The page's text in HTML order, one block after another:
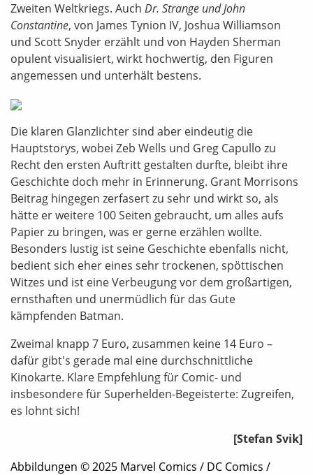
Zweiten Weltkriegs. Auch Dr. Strange und John
Constantine, von James Tynion IV, Joshua Williamson
und Scott Snyder erzählt und von Hayden Sherman
opulent visualisiert, wirkt hochwertig, den Figuren
angemessen und unterhält bestens.
Die klaren Glanzlichter sind aber eindeutig die
Hauptstorys, wobei Zeb Wells und Greg Capullo zu
Recht den ersten Auftritt gestalten durfte, bleibt ihre
Geschichte doch mehr in Erinnerung. Grant Morrisons
Beitrag hingegen zerfasert zu sehr und wirkt so, als
hätte er weitere 100 Seiten gebraucht, um alles aufs
Papier zu bringen, was er gerne erzählen wollte.
Besonders lustig ist seine Geschichte ebenfalls nicht,
bedient sich eher eines sehr trockenen, spöttischen
Witzes und ist eine Verbeugung vor dem großartigen,
ernsthaften und unermüdlich für das Gute
kämpfenden Batman.
Zweimal knapp 7 Euro, zusammen keine 14 Euro –
dafür gibt's gerade mal eine durchschnittliche
Kinokarte. Klare Empfehlung für Comic- und
insbesondere für Superhelden-Begeisterte: Zugreifen,
es lohnt sich!
[Stefan Svik]
Abbildungen © 2025 Marvel Comics / DC Comics /